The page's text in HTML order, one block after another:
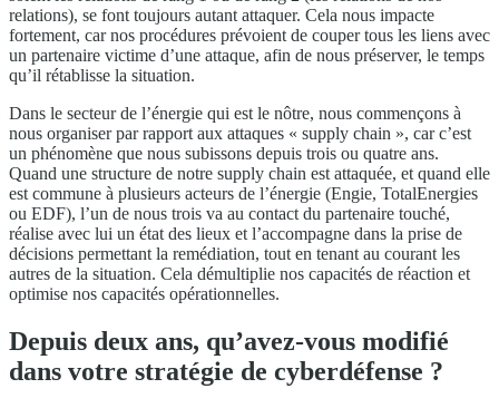
relations), se font toujours autant attaquer. Cela nous impacte
fortement, car nos procédures prévoient de couper tous les liens avec
un partenaire victime d’une attaque, afin de nous préserver, le temps
qu’il rétablisse la situation.
Dans le secteur de l’énergie qui est le nôtre, nous commençons à
nous organiser par rapport aux attaques « supply chain », car c’est
un phénomène que nous subissons depuis trois ou quatre ans.
Quand une structure de notre supply chain est attaquée, et quand elle
est commune à plusieurs acteurs de l’énergie (Engie, TotalEnergies
ou EDF), l’un de nous trois va au contact du partenaire touché,
réalise avec lui un état des lieux et l’accompagne dans la prise de
décisions permettant la remédiation, tout en tenant au courant les
autres de la situation. Cela démultiplie nos capacités de réaction et
optimise nos capacités opérationnelles.
Depuis deux ans, qu’avez-vous modifié
dans votre stratégie de cyberdéfense ?